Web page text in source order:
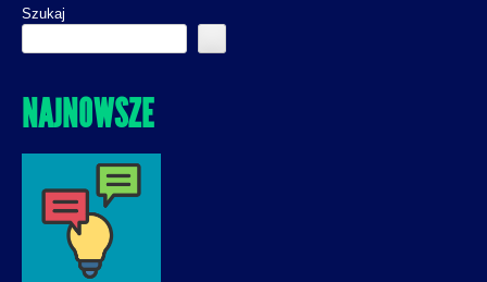
Szukaj
NAJNOWSZE